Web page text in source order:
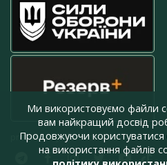
press@armyinform.com.ua
Ми використовуємо файли
вам найкращий досвід
Продовжуючи користуватися
на використання файлів